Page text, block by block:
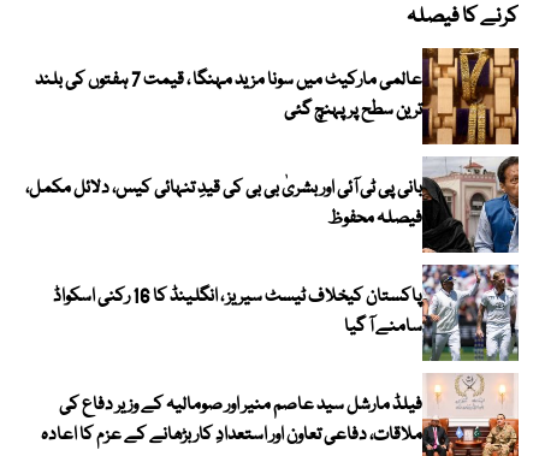
کرنے کا فیصلہ
عالمی مارکیٹ میں سونا مزید مہنگا ، قیمت 7 ہفتوں کی بلند
ترین سطح پر پہنچ گئی
بانی پی ٹی آئی اور بشریٰ بی بی کی قیدِ تنہائی کیس، دلائل مکمل،
فیصلہ محفوظ
پاکستان کیخلاف ٹیسٹ سیریز ، انگلینڈ کا 16 رکنی اسکواڈ
سامنے آ گیا
فیلڈ مارشل سید عاصم منیر اور صومالیہ کے وزیر دفاع کی
ملاقات، دفاعی تعاون اور استعدادِ کار بڑھانے کے عزم کا اعادہ